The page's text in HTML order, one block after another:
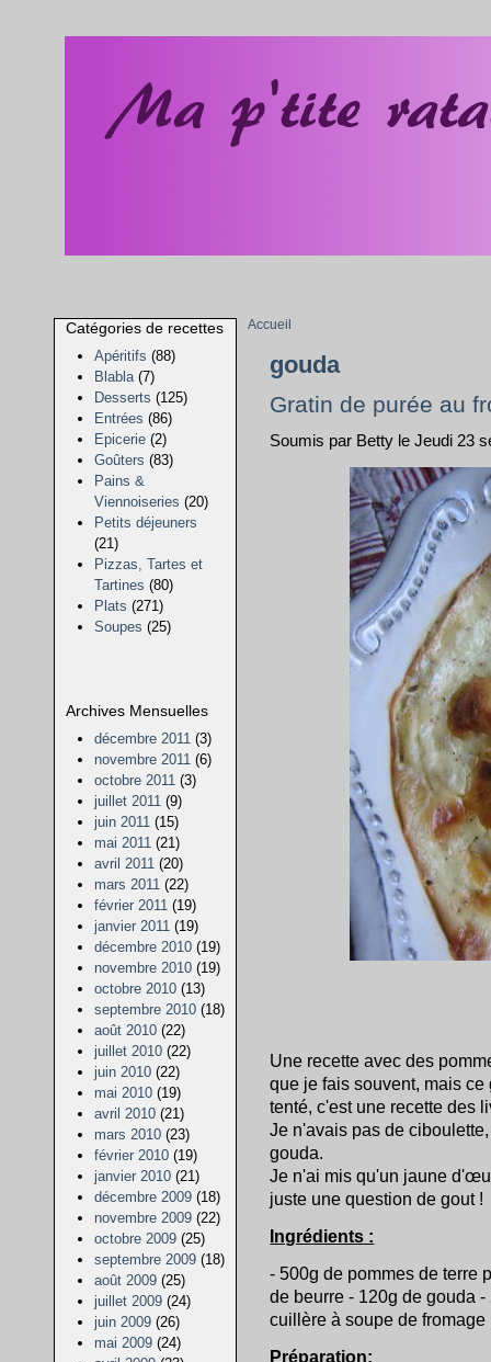
Catégories de recettes
Apéritifs (88)
Blabla (7)
Desserts (125)
Entrées (86)
Epicerie (2)
Goûters (83)
Pains &
Viennoiseries (20)
Petits déjeuners
(21)
Pizzas, Tartes et
Tartines (80)
Plats (271)
Soupes (25)
Archives Mensuelles
décembre 2011 (3)
novembre 2011 (6)
octobre 2011 (3)
juillet 2011 (9)
juin 2011 (15)
mai 2011 (21)
avril 2011 (20)
mars 2011 (22)
février 2011 (19)
janvier 2011 (19)
décembre 2010 (19)
novembre 2010 (19)
octobre 2010 (13)
septembre 2010 (18)
août 2010 (22)
juillet 2010 (22)
juin 2010 (22)
mai 2010 (19)
avril 2010 (21)
mars 2010 (23)
février 2010 (19)
janvier 2010 (21)
décembre 2009 (18)
novembre 2009 (22)
octobre 2009 (25)
septembre 2009 (18)
août 2009 (25)
juillet 2009 (24)
juin 2009 (26)
mai 2009 (24)
Accueil
gouda
Gratin de purée au
Soumis par Betty le Jeudi 23
Une recette avec des
que je fais souvent, mais
tenté, c'est une recette des
Je n'avais pas de
gouda.
Je n'ai mis qu'un jaune
juste une question de gout !
Ingrédients :
- 500g de pommes de terre
de beurre - 120g de gouda
cuillère à soupe de
Préparation: